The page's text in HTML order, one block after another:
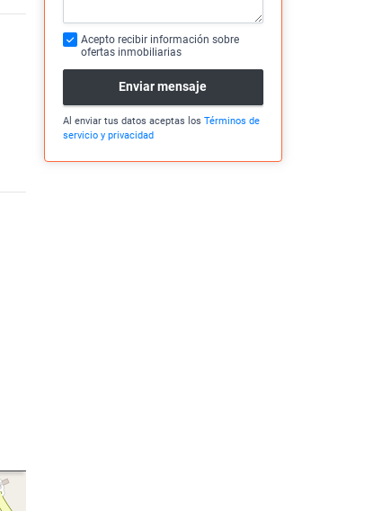
Acepto recibir información sobre
ofertas inmobiliarias
Enviar mensaje
Al enviar tus datos aceptas los Términos de
servicio y privacidad